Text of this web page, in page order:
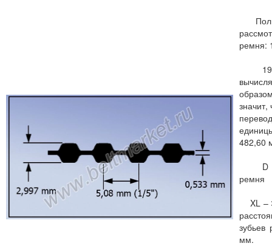
ремня:
190
значит,
482,60
D -
ремня
XL –
зубьев
мм.